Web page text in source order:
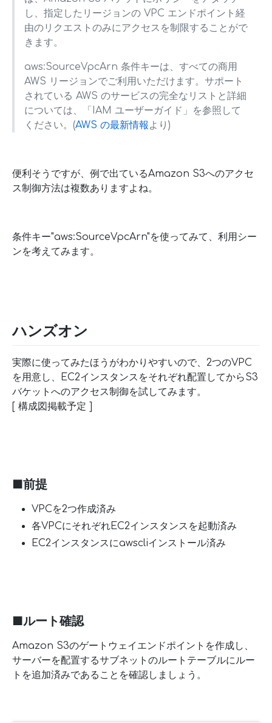
し、指定したリージョンの VPC エンドポイント経
由のリクエストのみにアクセスを制限することがで
きます。
aws:SourceVpcArn 条件キーは、すべての商用
AWS リージョンでご利用いただけます。サポート
されている AWS のサービスの完全なリストと詳細
については、「IAM ユーザーガイド」を参照して
ください。(AWS の最新情報 より)
便利そうですが、例で出ているAmazon S3へのアクセ
ス制御方法は複数ありますよね。
条件キー"aws:SourceVpcArn"を使ってみて、利用シー
ンを考えてみます。
ハンズオン
実際に使ってみたほうがわかりやすいので、2つのVPC
を用意し、EC2インスタンスをそれぞれ配置してからS3
バケットへのアクセス制御を試してみます。
[ 構成図掲載予定 ]
■前提
VPCを2つ作成済み
各VPCにそれぞれEC2インスタンスを起動済み
EC2インスタンスにawscliインストール済み
■ルート確認
Amazon S3のゲートウェイエンドポイントを作成し、
サーバーを配置するサブネットのルートテーブルにルー
トを追加済みであることを確認しましょう。